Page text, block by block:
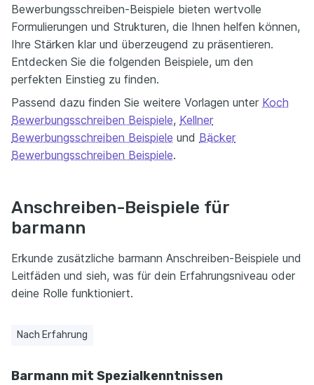
Bewerbungsschreiben-Beispiele bieten wertvolle
Formulierungen und Strukturen, die Ihnen helfen können,
Ihre Stärken klar und überzeugend zu präsentieren.
Entdecken Sie die folgenden Beispiele, um den
perfekten Einstieg zu finden.
Passend dazu finden Sie weitere Vorlagen unter Koch
Bewerbungsschreiben Beispiele, Kellner
Bewerbungsschreiben Beispiele und Bäcker
Bewerbungsschreiben Beispiele.
Anschreiben-Beispiele für
barmann
Erkunde zusätzliche barmann Anschreiben-Beispiele und
Leitfäden und sieh, was für dein Erfahrungsniveau oder
deine Rolle funktioniert.
Nach Erfahrung
Barmann mit Spezialkenntnissen